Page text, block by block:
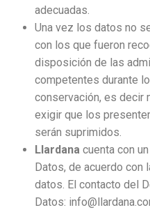
adecuadas.
Una vez los datos no
con los que fueron
disposición de las
competentes durante
conservación, es decir
exigir que los
serán suprimidos.
Llardana cuenta con
Datos, de acuerdo con
datos. El contacto del
Datos: